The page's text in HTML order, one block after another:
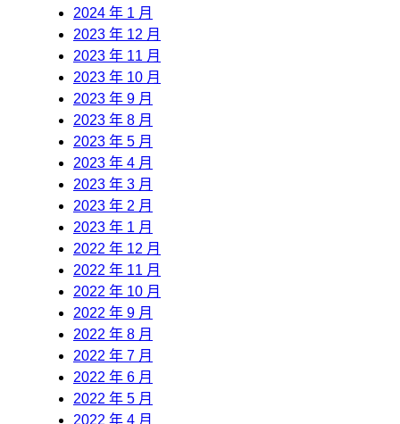
2024 年 1 月
2023 年 12 月
2023 年 11 月
2023 年 10 月
2023 年 9 月
2023 年 8 月
2023 年 5 月
2023 年 4 月
2023 年 3 月
2023 年 2 月
2023 年 1 月
2022 年 12 月
2022 年 11 月
2022 年 10 月
2022 年 9 月
2022 年 8 月
2022 年 7 月
2022 年 6 月
2022 年 5 月
2022 年 4 月